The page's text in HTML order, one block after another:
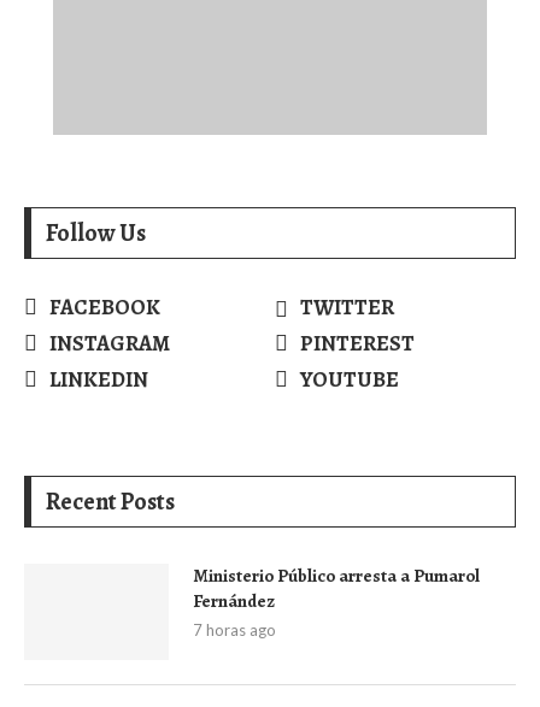
Follow Us
FACEBOOK
TWITTER
INSTAGRAM
PINTEREST
LINKEDIN
YOUTUBE
Recent Posts
Ministerio Público arresta a Pumarol
Fernández
7 horas ago